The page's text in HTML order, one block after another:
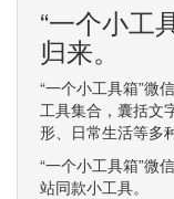
“一个小工
归来。
“一个小工具箱”微
工具集合，囊括文
形、日常生活等多
“一个小工具箱”微
站同款小工具。